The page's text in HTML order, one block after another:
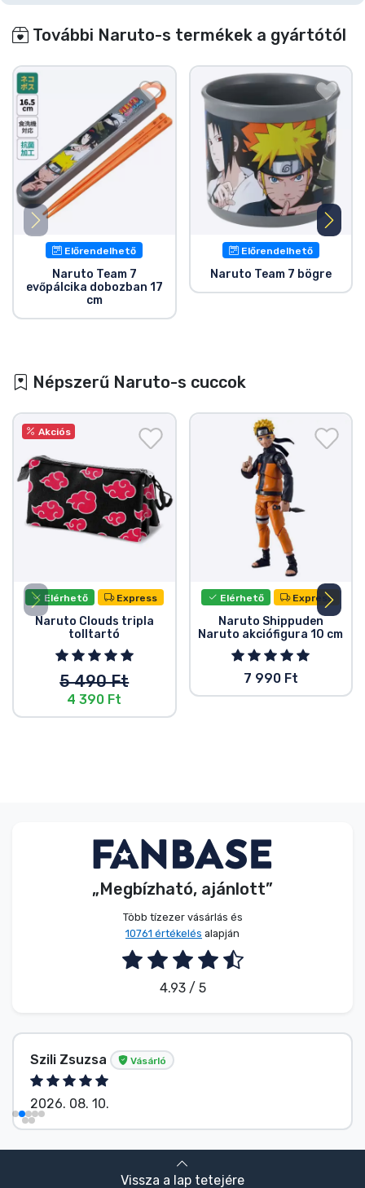
További Naruto-s termékek a gyártótól
Előrendelhető
Naruto Team 7
evőpálcika dobozban 17
cm
Előrendelhető
Naruto Team 7 bögre
Népszerű Naruto-s cuccok
Akciós
Elérhető Express
Naruto Clouds tripla
tolltartó
5 490 Ft
4 390 Ft
Elérhető Express
Naruto Shippuden
Naruto akciófigura 10 cm
7 990 Ft
„Megbízható, ajánlott”
Több tízezer vásárlás és
10761 értékelés alapján
4.93 / 5
Szili Zsuzsa Vásárló
2026. 08. 10.
Vissza a lap tetejére